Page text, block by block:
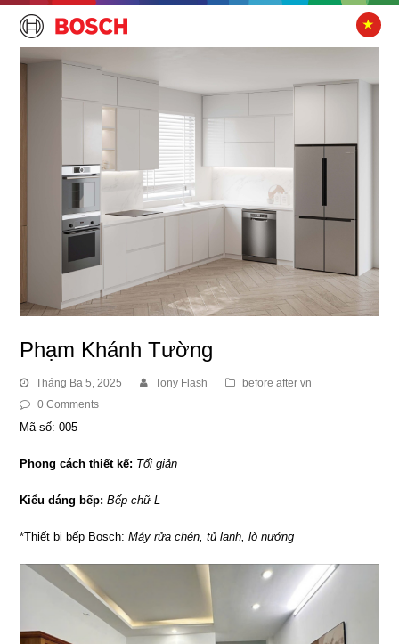
Phạm Khánh Tường
Tháng Ba 5, 2025 Tony Flash
before after vn
0 Comments
Mã số: 005
Phong cách thiết kế: Tối giản
Kiểu dáng bếp:Bếp chữ L
*Thiết bị bếp Bosch:Máy rửa chén, tủ lạnh, lò nướng